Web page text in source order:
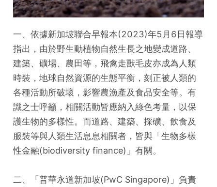
一、依據新加坡聯合早報本(2023)年5月6日報導
指出，由於野生動植物自然生長之地變成道路、
建築、礦場、農田等，飛禽走獸毛皮亦成為人類
時裝，地球自然資源的生態平衡，刻正被人類的
各種活動所破壞，影響農漁產及食品安全等。有
識之士呼籲，相關活動皆應納入綠色考量，以保
護生物的多樣性。而道路、建築、採礦、飲食及
服裝等與人類生活息息相關者，皆與「生物多樣
性金融(biodiversity finance)」有關。
二、「普華永道新加坡(PwC Singapore)」負責